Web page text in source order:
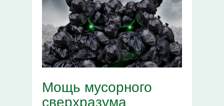
Мощь мусорного
сверхразума